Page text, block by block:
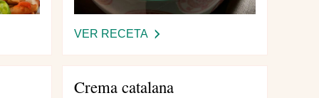
VER RECETA-
DE
BERRO
Crema catalana